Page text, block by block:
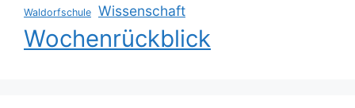
Waldorfschule Wissenschaft
Wochenrückblick